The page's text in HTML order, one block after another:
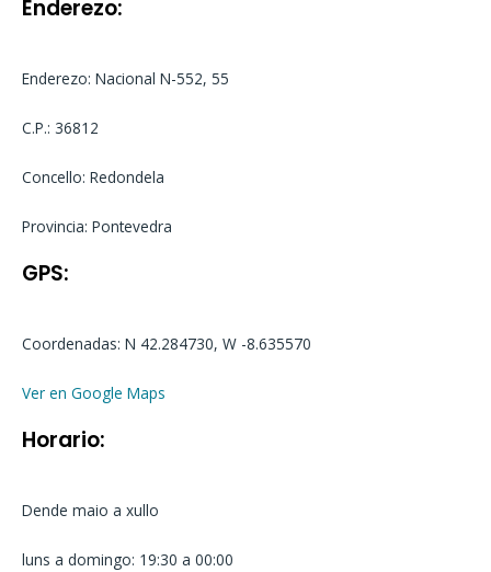
Enderezo:
Enderezo: Nacional N-552, 55
C.P.: 36812
Concello: Redondela
Provincia: Pontevedra
GPS:
Coordenadas: N 42.284730, W -8.635570
Ver en Google Maps
Horario:
Dende maio a xullo
luns a domingo: 19:30 a 00:00